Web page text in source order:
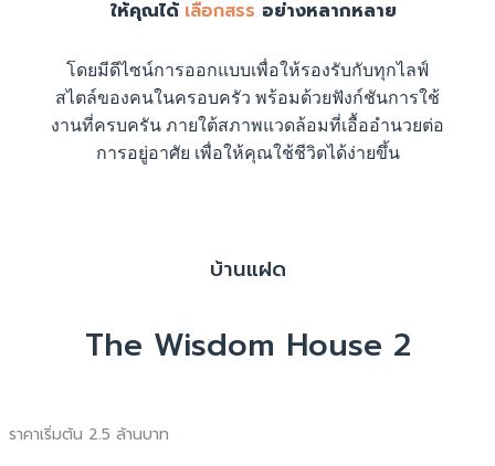
ให้คุณได้ เลือกสรร อย่างหลากหลาย
โดยมีดีไซน์การออกแบบเพื่อให้รองรับกับทุกไลฟ์
สไตล์ของคนในครอบครัว พร้อมด้วยฟังก์ชันการใช้
งานที่ครบครัน ภายใต้สภาพแวดล้อมที่เอื้ออำนวยต่อ
การอยู่อาศัย เพื่อให้คุณใช้ชีวิตได้ง่ายขึ้น
บ้านแฝด
The Wisdom House 2
ราคาเริ่มต้น 2.5 ล้านบาท